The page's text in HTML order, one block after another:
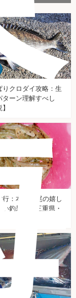
りクロダイ攻略：生
ターン理解すべし
行：本命54尾の嬉し
い釣果！【三重県・